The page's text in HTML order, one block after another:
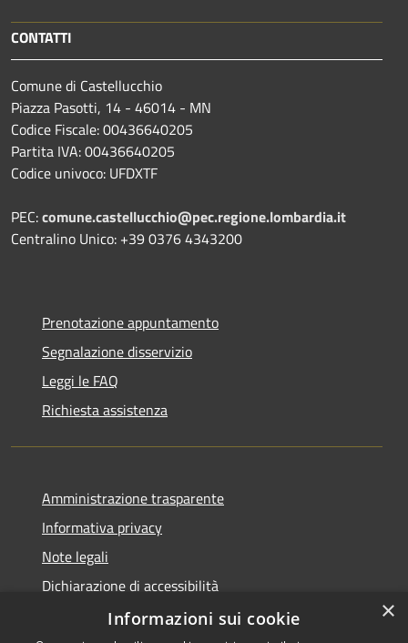
CONTATTI
Comune di Castellucchio
Piazza Pasotti, 14 - 46014 - MN
Codice Fiscale: 00436640205
Partita IVA: 00436640205
Codice univoco: UFDXTF
PEC:comune.castellucchio@pec.regione.lombardia.it
Centralino Unico: +39 0376 4343200
Prenotazione appuntamento
Segnalazione disservizio
Leggi le FAQ
Richiesta assistenza
Amministrazione trasparente
Informativa privacy
Note legali
Dichiarazione di accessibilità
Obiettivi di accessibilità
×
Informazioni sui cookie